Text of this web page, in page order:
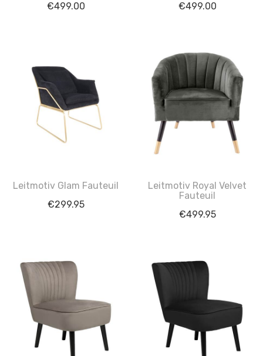
€499.00
€499.00
Leitmotiv Glam Fauteuil
€299.95
Leitmotiv Royal Velvet
Fauteuil
€499.95